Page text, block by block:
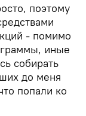
поэтому
- помимо
иные
собирать
до меня
попали ко